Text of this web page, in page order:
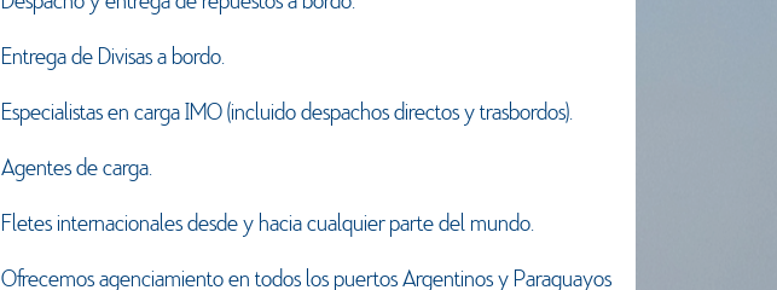
Entrega de Divisas a bordo.
Especialistas en carga IMO (incluido despachos directos y trasbordos).
Agentes de carga.
Fletes internacionales desde y hacia cualquier parte del mundo.
Ofrecemos agenciamiento en todos los puertos Argentinos y Paraguayos